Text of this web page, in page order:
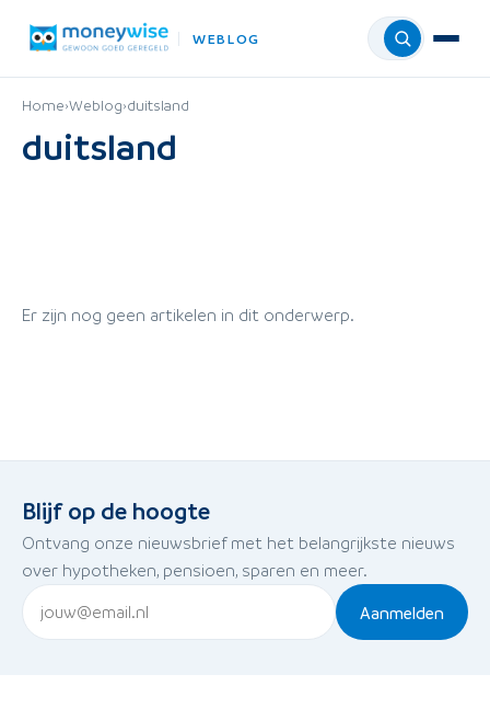
WEBLOG Menu
Home›Weblog›duitsland
duitsland
Er zijn nog geen artikelen in dit onderwerp.
Blijf op de hoogte
Ontvang onze nieuwsbrief met het belangrijkste nieuws
over hypotheken, pensioen, sparen en meer.
Aanmelden